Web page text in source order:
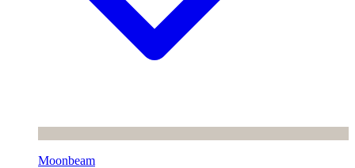
Moonbeam